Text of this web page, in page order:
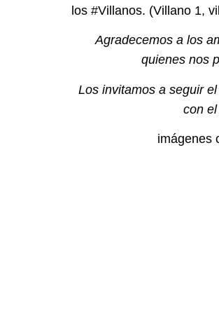
los #Villanos. (Villano 1,
Agradecemos a los
quienes nos
Los invitamos a seguir
con
imágenes